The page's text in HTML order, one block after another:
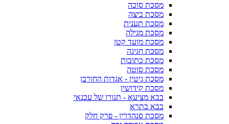
מסכת סוכה
מסכת ביצה
מסכת תענית
מסכת מגילה
מסכת מועד קטן
מסכת חגיגה
מסכת כתובות
מסכת סוטה
מסכת גיטין - אגדות החורבן
מסכת קידושין
בבא מציעא - תנורו של עכנאי
בבא בתרא
מסכת סנהדרין - פרק חלק